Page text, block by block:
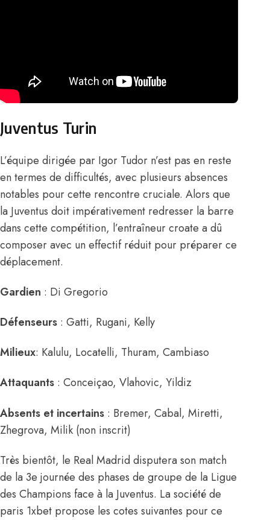
Juventus Turin
L’équipe dirigée par Igor Tudor n’est pas en reste
en termes de difficultés, avec plusieurs absences
notables pour cette rencontre cruciale. Alors que
la Juventus doit impérativement redresser la barre
dans cette compétition, l’entraîneur croate a dû
composer avec un effectif réduit pour préparer ce
déplacement.
Gardien : Di Gregorio
Défenseurs : Gatti, Rugani, Kelly
Milieux: Kalulu, Locatelli, Thuram, Cambiaso
Attaquants : Conceiçao, Vlahovic, Yildiz
Absents et incertains : Bremer, Cabal, Miretti,
Zhegrova, Milik (non inscrit)
Très bientôt, le Real Madrid disputera son match
de la 3e journée des phases de groupe de la Ligue
des Champions face à la Juventus. La société de
paris 1xbet propose les cotes suivantes pour ce